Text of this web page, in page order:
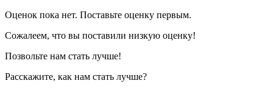
Оценок пока нет. Поставьте оценку первым.
Сожалеем, что вы поставили низкую оценку!
Позвольте нам стать лучше!
Расскажите, как нам стать лучше?